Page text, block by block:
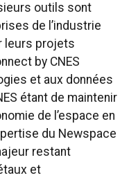
outils sont
de l’industrie
leurs projets
by CNES
et aux données
étant de maintenir
de l’espace en
du Newspace
restant
et